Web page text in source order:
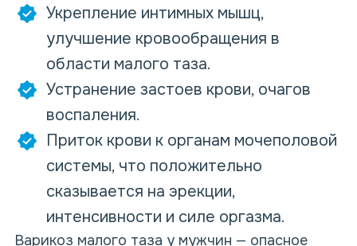
Укрепление интимных мышц,
улучшение кровообращения в
области малого таза.
Устранение застоев крови, очагов
воспаления.
Приток крови к органам мочеполовой
системы, что положительно
сказывается на эрекции,
интенсивности и силе оргазма.
Варикоз малого таза у мужчин — опасное